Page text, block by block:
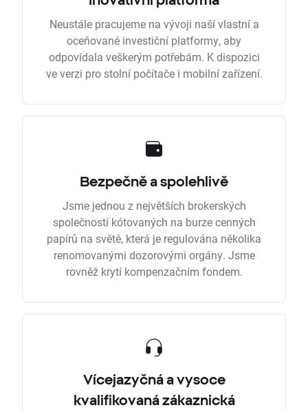
Neustále pracujeme na vývoji naší vlastní a
oceňované investiční platformy, aby
odpovídala veškerým potřebám. K dispozici
ve verzi pro stolní počítače i mobilní zařízení.
Bezpečně a spolehlivě
Jsme jednou z největších brokerských
společností kótovaných na burze cenných
papírů na světě, která je regulována několika
renomovanými dozorovými orgány. Jsme
rovněž krytí kompenzačním fondem.
Vícejazyčná a vysoce
kvalifikovaná zákaznická